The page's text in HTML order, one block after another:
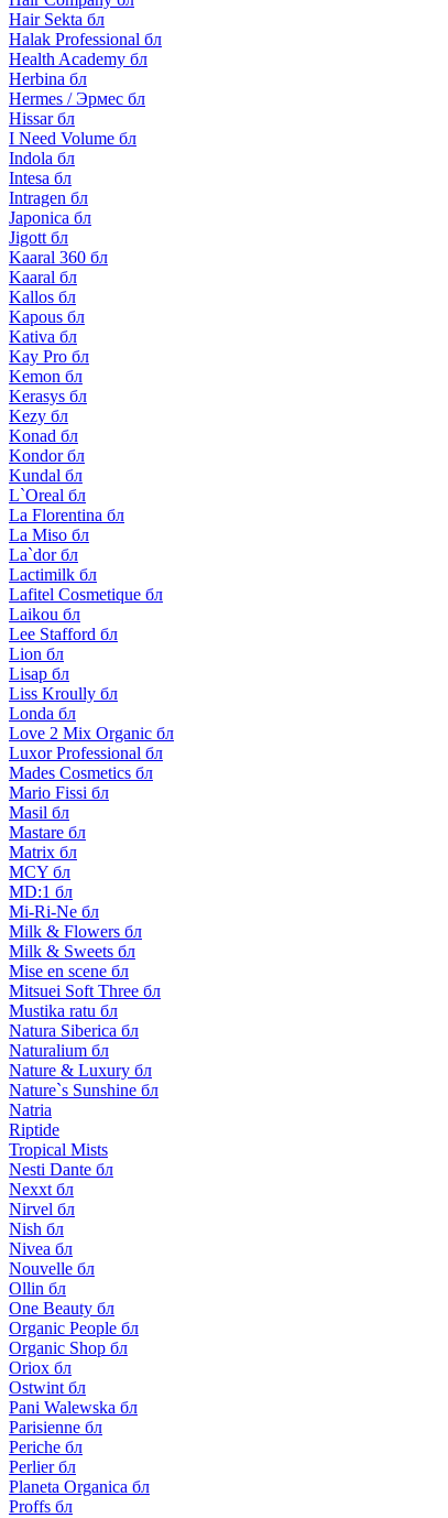
Hair Sekta бл
Halak Professional бл
Health Academy бл
Herbina бл
Hermes / Эрмес бл
Hissar бл
I Need Volume бл
Indola бл
Intesa бл
Intragen бл
Japonica бл
Jigott бл
Kaaral 360 бл
Kaaral бл
Kallos бл
Kapous бл
Kativa бл
Kay Pro бл
Kemon бл
Kerasys бл
Kezy бл
Konad бл
Kondor бл
Kundal бл
L`Oreal бл
La Florentina бл
La Miso бл
La`dor бл
Lactimilk бл
Lafitel Cosmetique бл
Laikou бл
Lee Stafford бл
Lion бл
Lisap бл
Liss Kroully бл
Londa бл
Love 2 Mix Organic бл
Luxor Professional бл
Mades Cosmetics бл
Mario Fissi бл
Masil бл
Mastare бл
Matrix бл
MCY бл
MD:1 бл
Mi-Ri-Ne бл
Milk & Flowers бл
Milk & Sweets бл
Mise en scene бл
Mitsuei Soft Three бл
Mustika ratu бл
Natura Siberica бл
Naturalium бл
Nature & Luxury бл
Nature`s Sunshine бл
Natria
Riptide
Tropical Mists
Nesti Dante бл
Nexxt бл
Nirvel бл
Nish бл
Nivea бл
Nouvelle бл
Ollin бл
One Beauty бл
Organic People бл
Organic Shop бл
Oriox бл
Ostwint бл
Pani Walewska бл
Parisienne бл
Periche бл
Perlier бл
Planeta Organica бл
Proffs бл